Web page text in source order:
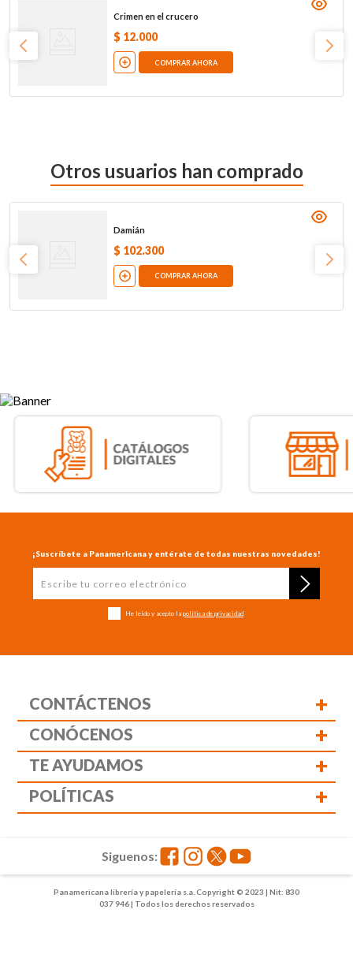
Crimen en el crucero
$ 12.000
COMPRAR AHORA
Otros usuarios han comprado
Damián
$ 102.300
COMPRAR AHORA
¡Suscríbete a Panamericana y entérate de todas nuestras novedades!
He leído y acepto la política de privacidad
CONTÁCTENOS +
CONÓCENOS +
TE AYUDAMOS +
POLÍTICAS +
Panamericana librería y papelería s.a. Copyright © 2023 | Nit: 830
037 946 | Todos los derechos reservados
Siguenos: